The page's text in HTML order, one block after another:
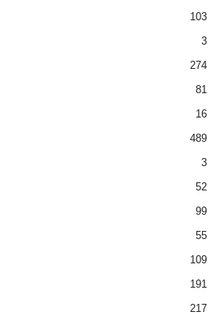
103
3
274
81
16
489
3
52
99
55
109
191
217